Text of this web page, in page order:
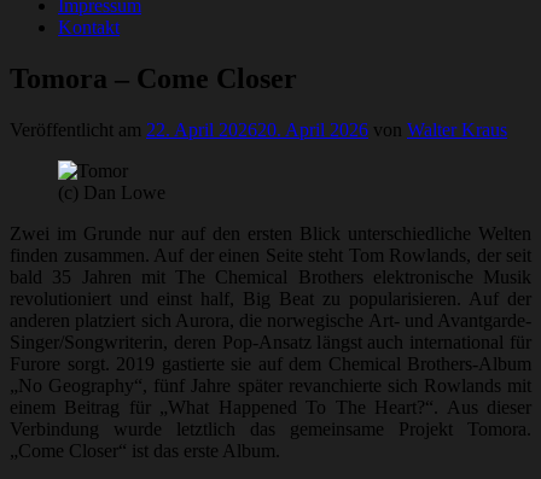
Impressum
Kontakt
Tomora – Come Closer
Veröffentlicht am 22. April 202620. April 2026 von Walter Kraus
(c) Dan Lowe
Zwei im Grunde nur auf den ersten Blick unterschiedliche Welten
finden zusammen. Auf der einen Seite steht Tom Rowlands, der seit
bald 35 Jahren mit The Chemical Brothers elektronische Musik
revolutioniert und einst half, Big Beat zu popularisieren. Auf der
anderen platziert sich Aurora, die norwegische Art- und Avantgarde-
Singer/Songwriterin, deren Pop-Ansatz längst auch international für
Furore sorgt. 2019 gastierte sie auf dem Chemical Brothers-Album
„No Geography“, fünf Jahre später revanchierte sich Rowlands mit
einem Beitrag für „What Happened To The Heart?“. Aus dieser
Verbindung wurde letztlich das gemeinsame Projekt Tomora.
„Come Closer“ ist das erste Album.